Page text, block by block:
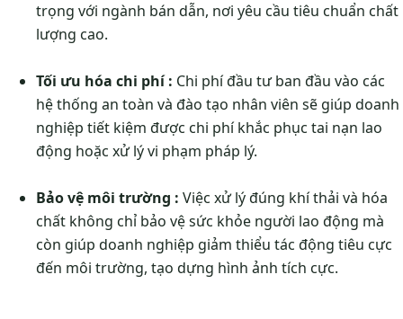
trọng với ngành bán dẫn, nơi yêu cầu tiêu chuẩn chất
lượng cao.
Tối ưu hóa chi phí : Chi phí đầu tư ban đầu vào các
hệ thống an toàn và đào tạo nhân viên sẽ giúp doanh
nghiệp tiết kiệm được chi phí khắc phục tai nạn lao
động hoặc xử lý vi phạm pháp lý.
Bảo vệ môi trường : Việc xử lý đúng khí thải và hóa
chất không chỉ bảo vệ sức khỏe người lao động mà
còn giúp doanh nghiệp giảm thiểu tác động tiêu cực
đến môi trường, tạo dựng hình ảnh tích cực​​.